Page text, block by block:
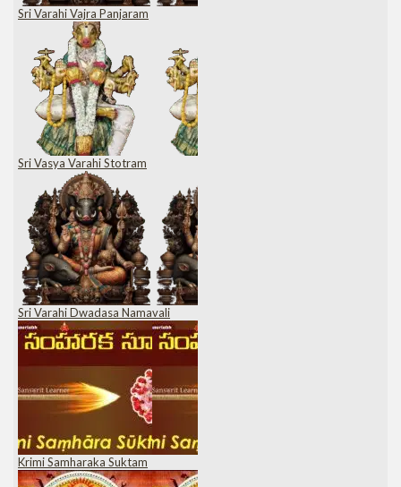
Sri Varahi Vajra Panjaram
Sri Vasya Varahi Stotram
Sri Varahi Dwadasa Namavali
Krimi Samharaka Suktam